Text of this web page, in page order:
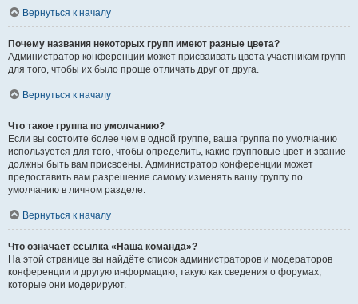
Вернуться к началу
Почему названия некоторых групп имеют разные цвета?
Администратор конференции может присваивать цвета участникам групп
для того, чтобы их было проще отличать друг от друга.
Вернуться к началу
Что такое группа по умолчанию?
Если вы состоите более чем в одной группе, ваша группа по умолчанию
используется для того, чтобы определить, какие групповые цвет и звание
должны быть вам присвоены. Администратор конференции может
предоставить вам разрешение самому изменять вашу группу по
умолчанию в личном разделе.
Вернуться к началу
Что означает ссылка «Наша команда»?
На этой странице вы найдёте список администраторов и модераторов
конференции и другую информацию, такую как сведения о форумах,
которые они модерируют.